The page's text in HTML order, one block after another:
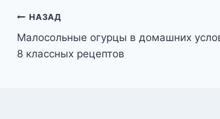
Навигация
по
НАЗАД
Малосольные огурцы в домашних
8 классных рецептов